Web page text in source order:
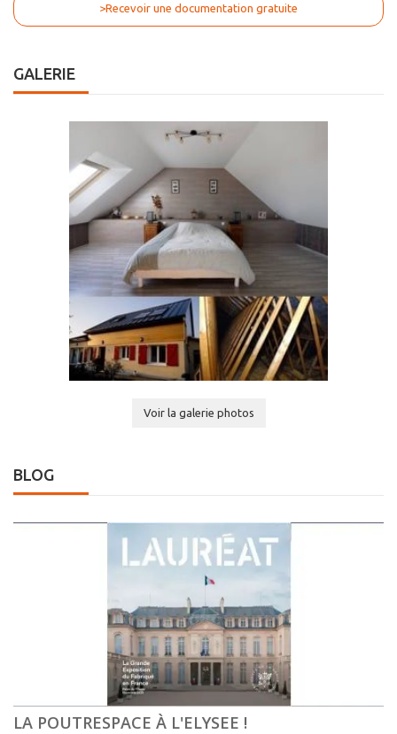
>Recevoir une documentation gratuite
GALERIE
Voir la galerie photos
BLOG
LA POUTRESPACE À L'ELYSEE !